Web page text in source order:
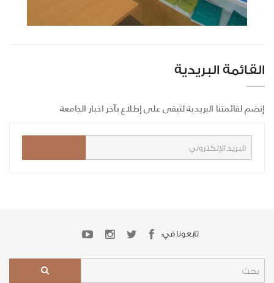
القائمة البريدية
إنضم لقائمتنا البريدية لتبقى على إطلاع بآخر اخبار الجامعة
تابعونا في: